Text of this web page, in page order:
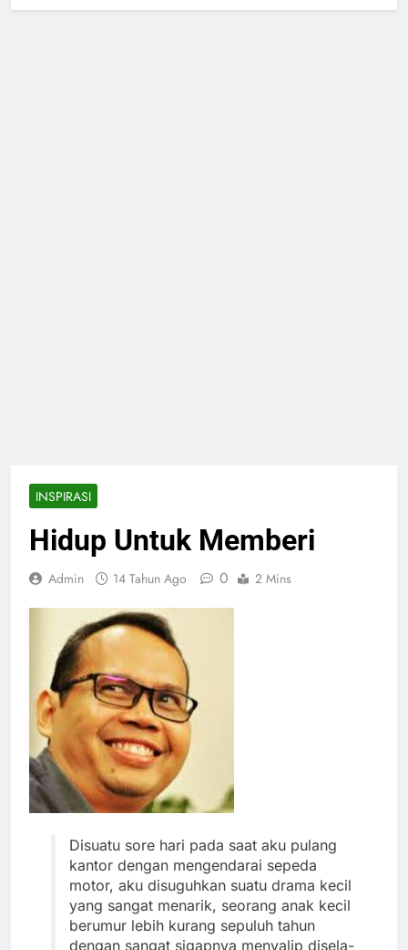
INSPIRASI
Hidup Untuk Memberi
Admin 14 Tahun Ago 0 2 Mins
Disuatu sore hari pada saat aku pulang
kantor dengan mengendarai sepeda
motor, aku disuguhkan suatu drama kecil
yang sangat menarik, seorang anak kecil
berumur lebih kurang sepuluh tahun
dengan sangat sigapnya menyalip disela-